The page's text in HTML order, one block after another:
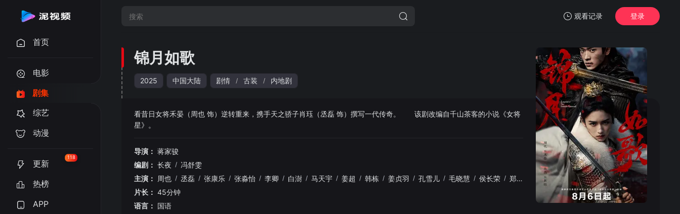
观看记录
暂无观看影片的记录
登录
首页
电影
剧集
综艺
动漫
更新
118
热榜
APP
锦月如歌
2025 中国大陆 剧情 / 古装 / 内地剧
看昔日女将禾晏（周也 饰）逆转重来，携手天之骄子肖珏（丞磊 饰）撰写一代传奇。 该剧改编自千山茶客的小说《女将
星》。
导演： 蒋家骏
编剧： 长夜 / 冯舒雯
主演：
周也 / 丞磊 / 张康乐 / 张淼怡 / 李卿 / 白澍 / 马天宇 / 姜超 / 韩栋 / 姜贞羽 / 孔雪儿 / 毛晓慧 / 侯长荣 / 郑国霖
盛一伦
片长： 45分钟
语言： 国语